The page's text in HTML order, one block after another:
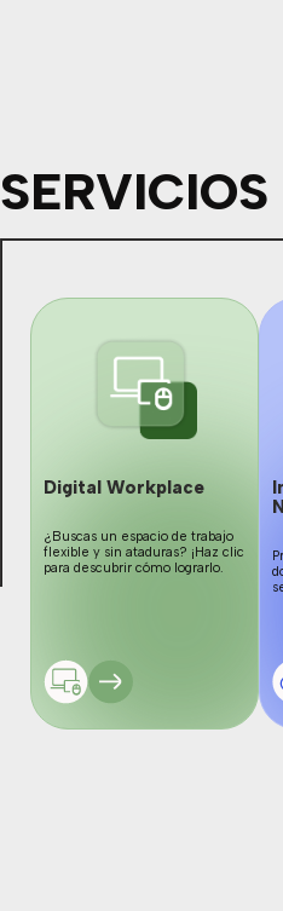
SERVICIOS
Digital Workplace
¿Buscas un espacio de trabajo
flexible y sin ataduras? ¡Haz clic
para descubrir cómo lograrlo.